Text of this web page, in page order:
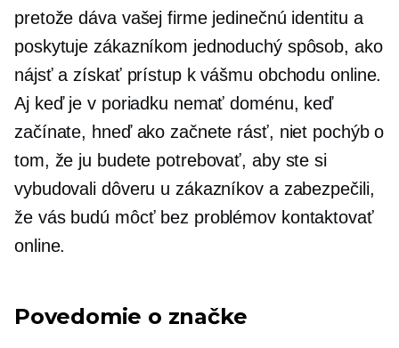
pretože dáva vašej firme jedinečnú identitu a
poskytuje zákazníkom jednoduchý spôsob, ako
nájsť a získať prístup k vášmu obchodu online.
Aj keď je v poriadku nemať doménu, keď
začínate, hneď ako začnete rásť, niet pochýb o
tom, že ju budete potrebovať, aby ste si
vybudovali dôveru u zákazníkov a zabezpečili,
že vás budú môcť bez problémov kontaktovať
online.
Povedomie o značke